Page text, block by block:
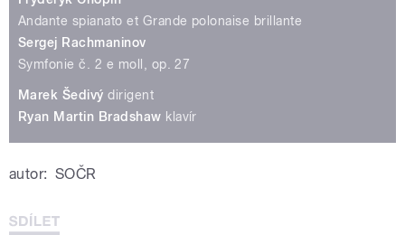
Andante spianato et Grande polonaise brillante
Sergej Rachmaninov
Symfonie č. 2 e moll, op. 27
Marek Šedivý dirigent
Ryan Martin Bradshaw klavír
autor: SOČR